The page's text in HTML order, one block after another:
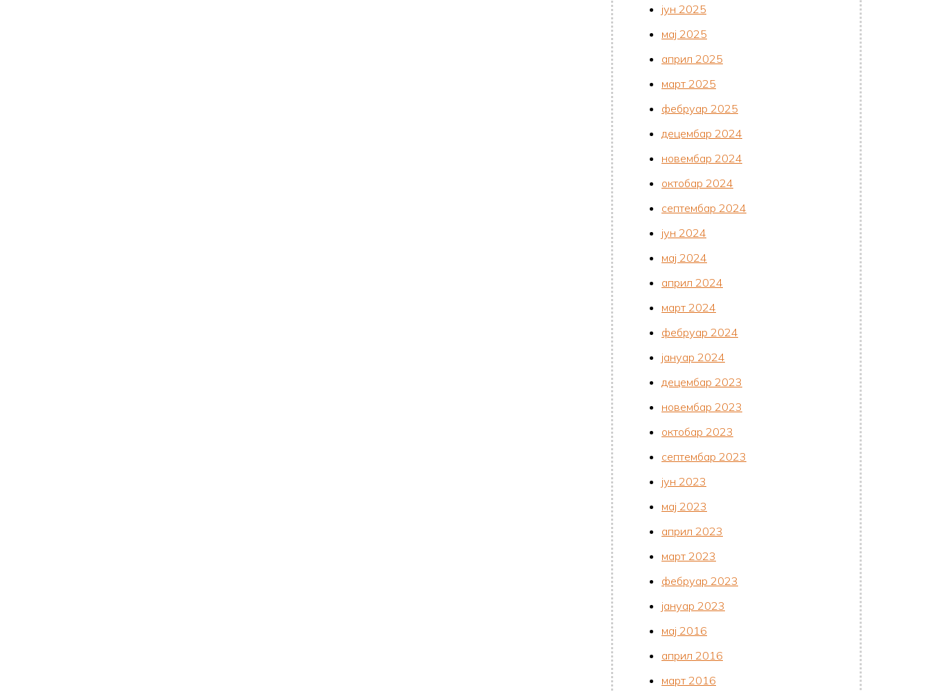
јун 2025
мај 2025
април 2025
март 2025
фебруар 2025
децембар 2024
новембар 2024
октобар 2024
септембар 2024
јун 2024
мај 2024
април 2024
март 2024
фебруар 2024
јануар 2024
децембар 2023
новембар 2023
октобар 2023
септембар 2023
јун 2023
мај 2023
април 2023
март 2023
фебруар 2023
јануар 2023
мај 2016
април 2016
март 2016